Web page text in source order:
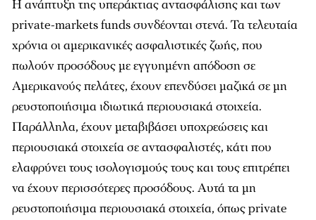
Η ανάπτυξη της υπεράκτιας αντασφάλισης και των
private-markets funds συνδέονται στενά. Τα τελευταία
χρόνια οι αμερικανικές ασφαλιστικές ζωής, που
πωλούν προσόδους με εγγυημένη απόδοση σε
Αμερικανούς πελάτες, έχουν επενδύσει μαζικά σε μη
ρευστοποιήσιμα ιδιωτικά περιουσιακά στοιχεία.
Παράλληλα, έχουν μεταβιβάσει υποχρεώσεις και
περιουσιακά στοιχεία σε αντασφαλιστές, κάτι που
ελαφρύνει τους ισολογισμούς τους και τους επιτρέπει
να έχουν περισσότερες προσόδους. Αυτά τα μη
ρευστοποιήσιμα περιουσιακά στοιχεία, όπως private